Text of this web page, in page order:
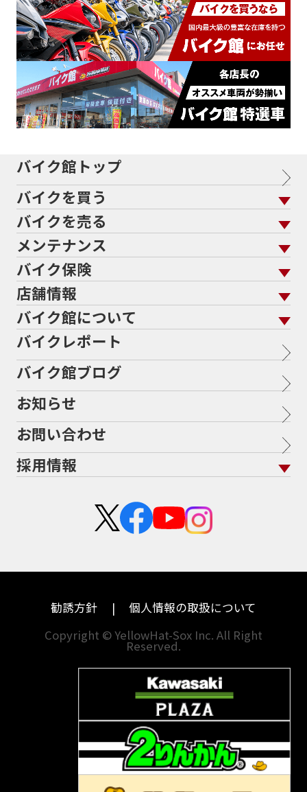
バイク館トップ
バイクを買う
バイクを買う トップ
バイクを探す
メーカーから探す
色から探す
スタイルから探す
排気量から探す
地域から探す
走行距離から探す
中古車から探す
バイクを売る
バイクを売る トップ
バイク館買取の強み
バイクを高く売るコツ
バイク買取の流れ
全国展開の強み
よくあるご質問
バイク買取強化車両
メーカー別買取相場・
ヤマハ
ホンダ
スズキ
ハーレーダビッドソン
ドゥカティ
トライアンフ
アプリリア
KTM
モトグッツイ
MVアグスタ
他海外ﾒｰｶｰ
メンテナンス
メンテナンス トップ
バイク点検
バイク車検
Bikeep
プロテクションフィルム
バイク保険
バイク保険 トップ
自賠責保険
任意保険
バイク保険無料見積り（現在未加入の方）
バイク保険無料見積り（他社でご加入の方）
盗難保険
店舗情報
店舗情報 トップ
北海道
宮城
福島
茨城
栃木
神奈川
兵庫
香川
愛媛
福岡
長崎
バイク館について
バイク館について トップ
バイク館が選ばれる理由
会社概要
沿革
二輪公正取引協議会加盟店
バイクレポート
バイク館ブログ
お知らせ
お問い合わせ
採用情報
中途採用・アルバイト
勧誘方針
個人情報の取扱について
Copyright © YellowHat-Sox Inc. All Right
Reserved.